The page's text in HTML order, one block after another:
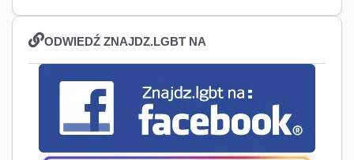
ODWIEDŹ ZNAJDZ.LGBT NA